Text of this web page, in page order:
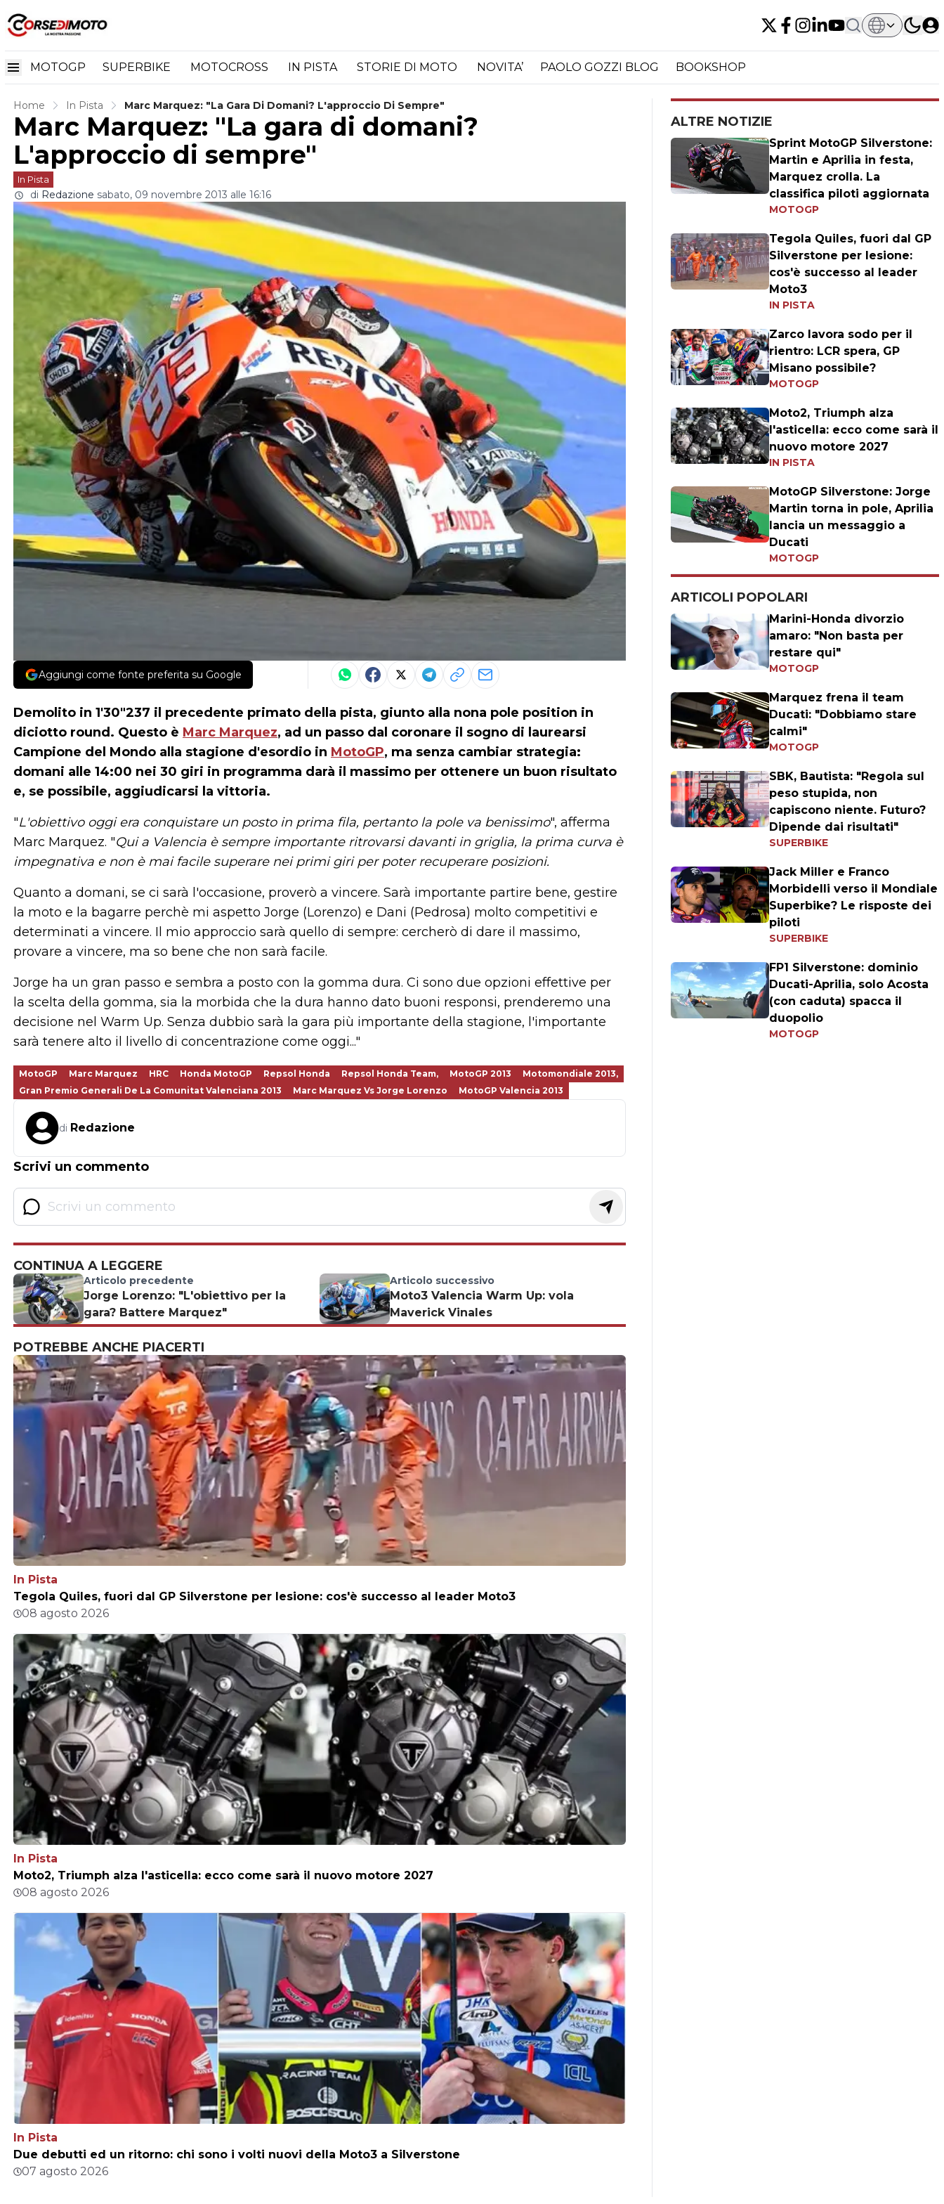
MOTOGP SUPERBIKE MOTOCROSS IN PISTA STORIE DI MOTO NOVITA’ PAOLO GOZZI BLOG BOOKSHOP
Home In Pista Marc Marquez: "La Gara Di Domani? L'approccio Di Sempre"
Marc Marquez: "La gara di domani?
L'approccio di sempre"
In Pista
di Redazione sabato, 09 novembre 2013 alle 16:16
Aggiungi come fonte preferita su Google
Demolito in 1'30"237 il precedente primato della pista, giunto alla nona pole position in
diciotto round. Questo è Marc Marquez, ad un passo dal coronare il sogno di laurearsi
Campione del Mondo alla stagione d'esordio in MotoGP, ma senza cambiar strategia:
domani alle 14:00 nei 30 giri in programma darà il massimo per ottenere un buon risultato
e, se possibile, aggiudicarsi la vittoria.
"L'obiettivo oggi era conquistare un posto in prima fila, pertanto la pole va benissimo", afferma
Marc Marquez. "Qui a Valencia è sempre importante ritrovarsi davanti in griglia, la prima curva è
impegnativa e non è mai facile superare nei primi giri per poter recuperare posizioni.
Quanto a domani, se ci sarà l'occasione, proverò a vincere. Sarà importante partire bene, gestire
la moto e la bagarre perchè mi aspetto Jorge (Lorenzo) e Dani (Pedrosa) molto competitivi e
determinati a vincere. Il mio approccio sarà quello di sempre: cercherò di dare il massimo,
provare a vincere, ma so bene che non sarà facile.
Jorge ha un gran passo e sembra a posto con la gomma dura. Ci sono due opzioni effettive per
la scelta della gomma, sia la morbida che la dura hanno dato buoni responsi, prenderemo una
decisione nel Warm Up. Senza dubbio sarà la gara più importante della stagione, l'importante
sarà tenere alto il livello di concentrazione come oggi..."
MotoGP Marc Marquez HRC Honda MotoGP Repsol Honda Repsol Honda Team, MotoGP 2013
Motomondiale 2013,
Gran Premio Generali De La Comunitat Valenciana 2013
Marc Marquez Vs Jorge Lorenzo MotoGP Valencia 2013
di Redazione
Scrivi un commento
CONTINUA A LEGGERE
Articolo precedente
Jorge Lorenzo: "L'obiettivo per la
gara? Battere Marquez"
Articolo successivo
Moto3 Valencia Warm Up: vola
Maverick Vinales
POTREBBE ANCHE PIACERTI
In Pista
Tegola Quiles, fuori dal GP Silverstone per lesione: cos'è successo al leader Moto3
08 agosto 2026
In Pista
Moto2, Triumph alza l'asticella: ecco come sarà il nuovo motore 2027
08 agosto 2026
In Pista
Due debutti ed un ritorno: chi sono i volti nuovi della Moto3 a Silverstone
07 agosto 2026
ALTRE NOTIZIE
Sprint MotoGP Silverstone:
Martin e Aprilia in festa,
Marquez crolla. La
classifica piloti aggiornata
MOTOGP
Tegola Quiles, fuori dal GP
Silverstone per lesione:
cos'è successo al leader
Moto3
IN PISTA
Zarco lavora sodo per il
rientro: LCR spera, GP
Misano possibile?
MOTOGP
Moto2, Triumph alza
l'asticella: ecco come sarà il
nuovo motore 2027
IN PISTA
MotoGP Silverstone: Jorge
Martin torna in pole, Aprilia
lancia un messaggio a
Ducati
MOTOGP
ARTICOLI POPOLARI
Marini-Honda divorzio
amaro: "Non basta per
restare qui"
MOTOGP
Marquez frena il team
Ducati: "Dobbiamo stare
calmi"
MOTOGP
SBK, Bautista: "Regola sul
peso stupida, non
capiscono niente. Futuro?
Dipende dai risultati"
SUPERBIKE
Jack Miller e Franco
Morbidelli verso il Mondiale
Superbike? Le risposte dei
piloti
SUPERBIKE
FP1 Silverstone: dominio
Ducati-Aprilia, solo Acosta
(con caduta) spacca il
duopolio
MOTOGP